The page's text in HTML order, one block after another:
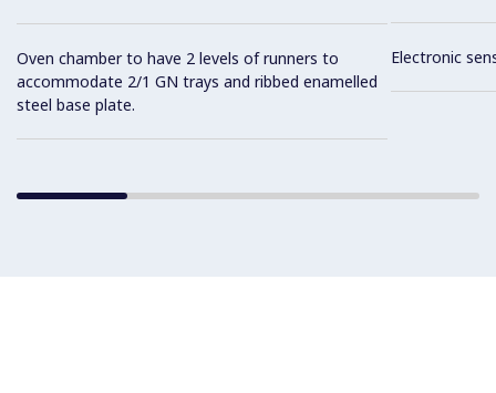
Oven chamber to have 2 levels of runners to
accommodate 2/1 GN trays and ribbed enamelled
steel base plate.
Electronic